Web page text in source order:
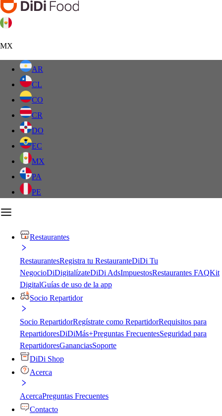
MX
AR
CL
CO
CR
DO
EC
MX
PA
PE
Restaurantes
RestaurantesRegistra tu RestauranteDiDi Tu
NegocioDiDigitalízateDiDi AdsImpuestosRestaurantes FAQKit
DigitalGuías de uso de la app
Socio Repartidor
Socio RepartidorRegístrate como RepartidorRequisitos para
RepartidoresDiDiMás+Preguntas FrecuentesSeguridad para
RepartidoresGananciasSoporte
DiDi Shop
Acerca
AcercaPreguntas Frecuentes
Contacto